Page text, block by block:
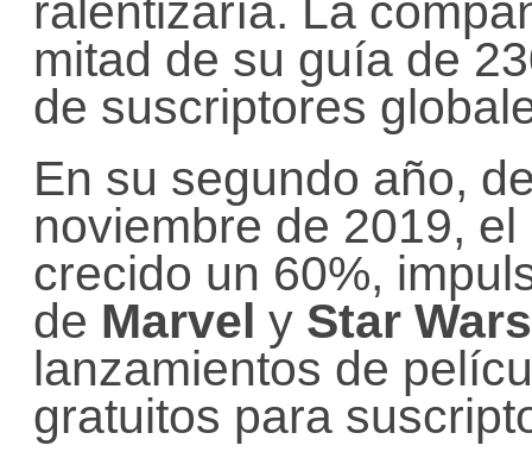
ralentizaría. La
mitad de su guía de
de suscriptores
En su segundo año,
noviembre de 2019,
crecido un 60%,
de Marvel y Star Wars
lanzamientos de
gratuitos para